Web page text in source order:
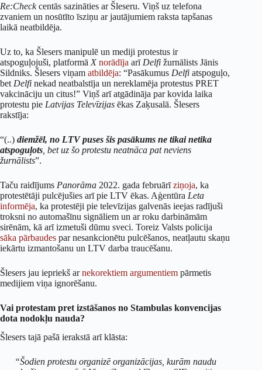
Re:Checkcentās sazināties ar Šleseru. Viņš uz telefona
zvaniem un nosūtīto īsziņu ar jautājumiem raksta tapšanas
laikā neatbildēja.
Uz to, ka Šlesers manipulē un mediji protestus ir
atspoguļojuši, platformā Xnorādīja arī Delfi žurnālists Jānis
Sildniks. Šlesers viņam atbildēja: “Pasākumus Delfi atspoguļo,
bet Delfi nekad neatbalstīja un nereklamēja protestus PRET
vakcināciju un citus!” Viņš arī atgādināja par kovida laika
protestu pie Latvijas Televīzijas ēkas Zaķusalā. Šlesers
rakstīja:
“(..) diemžēl, no LTV puses šis pasākums ne tikai netika
atspoguļots , bet uz šo protestu neatnāca pat neviens
žurnālists”.
Taču raidījums Panorāma 2022. gada februārīziņoja, ka
protestētāji pulcējušies arī pie LTV ēkas. Aģentūra Leta
informēja, ka protestēji pie televīzijas galvenās ieejas radījuši
troksni no automašīnu signāliem un ar roku darbināmām
sirēnām, kā arī izmetuši dūmu sveci. Toreiz Valsts policija
sāka pārbaudes par nesankcionētu pulcēšanos, neatļautu skaņu
iekārtu izmantošanu un LTV darba traucēšanu.
Šlesers jau iepriekš arnekorektiem argumentiem pārmetis
medijiem viņa ignorēšanu.
Vai protestam pret izstāšanos no Stambulas konvencijas
dota nodokļu nauda?
Šlesers tajā pašā ierakstā arī klāsta:
“Šodien protestu organizē organizācijas, kurām naudu